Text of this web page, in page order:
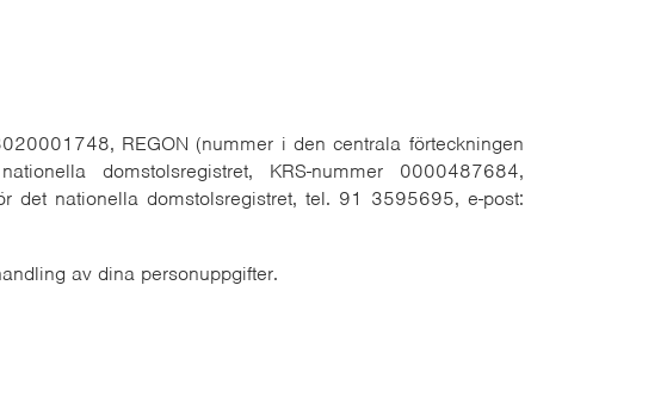
REGON (nummer i den centrala förteckningen
domstolsregistret, KRS-nummer 0000487684,
det nationella domstolsregistret, tel. 91 3595695, e-post:
av dina personuppgifter.